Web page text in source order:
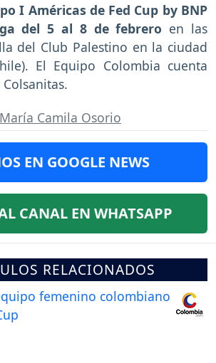
I Américas de Fed Cup by BNP
del 5 al 8 de febrero en las
del Club Palestino en la ciudad
El Equipo Colombia cuenta
María Camila Osorio
EN GOOGLE NEWS
CANAL EN WHATSAPP
RELACIONADOS